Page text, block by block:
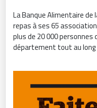
La Banque Alimentaire de
repas à ses 65
plus de 20 000
département tout au long